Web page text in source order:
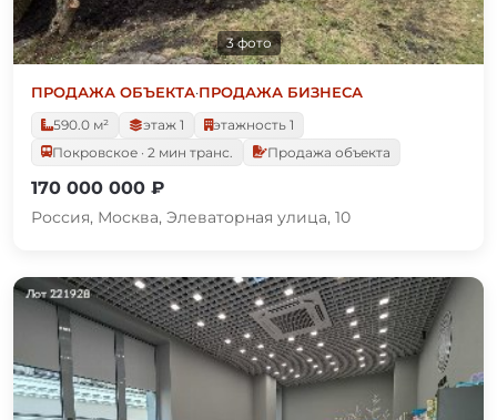
3 фото
ПРОДАЖА ОБЪЕКТА·ПРОДАЖА БИЗНЕСА
590.0 м²
этаж 1
этажность 1
Покровское · 2 мин транс.
Продажа объекта
170 000 000 ₽
Россия, Москва, Элеваторная улица, 10